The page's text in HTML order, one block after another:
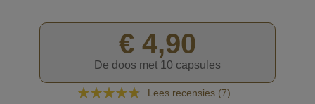
€ 4,90
De doos met 10 capsules
Waardering:
Lees recensies (7)